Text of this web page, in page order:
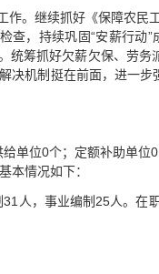
。继续抓好《保障农民
，持续巩固“安薪行动”
统筹抓好欠薪欠保、劳务
决机制挺在前面，进一
单位0个；定额补助单位
本情况如下：
人，事业编制25人。在